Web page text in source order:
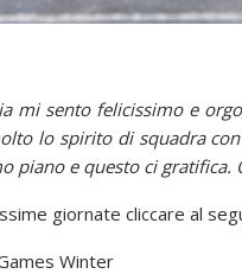
mi sento felicissimo e
lo spirito di squadra
piano e questo ci
giornate cliccare al
Winter